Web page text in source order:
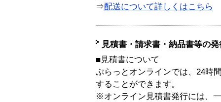
⇒配送について詳しくはこちら
見積書・請求書・納品書等の
■見積書について
ぷらっとオンラインでは、24時
することができます。
※オンライン見積書発行には、